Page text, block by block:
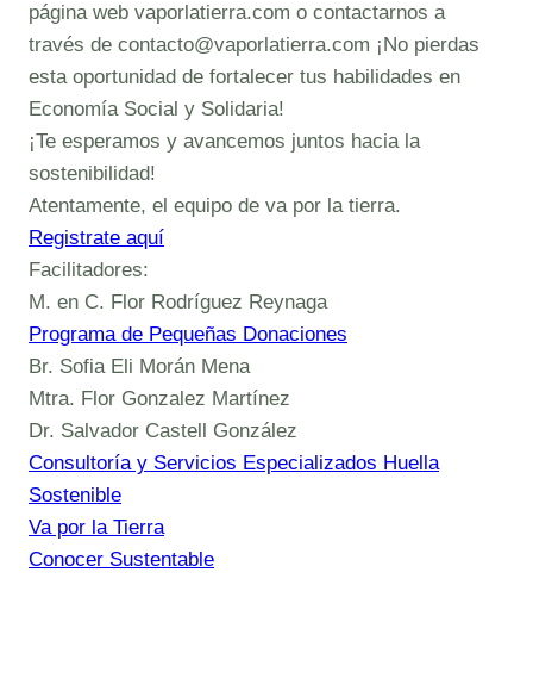
página web vaporlatierra.com o contactarnos a
través de contacto@vaporlatierra.com ¡No pierdas
esta oportunidad de fortalecer tus habilidades en
Economía Social y Solidaria!
¡Te esperamos y avancemos juntos hacia la
sostenibilidad!
Atentamente, el equipo de va por la tierra.
Registrate aquí
Facilitadores:
M. en C. Flor Rodríguez Reynaga
Programa de Pequeñas Donaciones
Br. Sofia Eli Morán Mena
Mtra. Flor Gonzalez Martínez
Dr. Salvador Castell González
Consultoría y Servicios Especializados Huella
Sostenible
Va por la Tierra
Conocer Sustentable